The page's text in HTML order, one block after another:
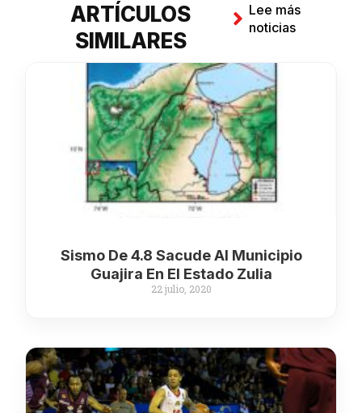
ARTÍCULOS
SIMILARES
Lee más
noticias
Sismo De 4.8 Sacude Al Municipio
Guajira En El Estado Zulia
22 julio, 2020